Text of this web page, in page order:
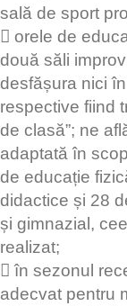
sală de sport
 orele de
două săli
desfășura nici
respective fiind
de clasă”; ne
adaptată în
de educație
didactice și 28
și gimnazial,
realizat;
 în sezonul
adecvat pentru